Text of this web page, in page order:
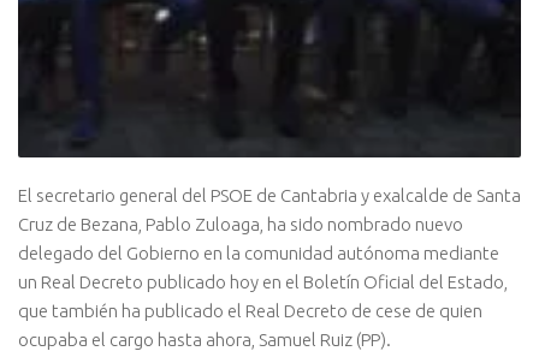
El secretario general del PSOE de Cantabria y exalcalde de Santa
Cruz de Bezana, Pablo Zuloaga, ha sido nombrado nuevo
delegado del Gobierno en la comunidad autónoma mediante
un Real Decreto publicado hoy en el Boletín Oficial del Estado,
que también ha publicado el Real Decreto de cese de quien
ocupaba el cargo hasta ahora, Samuel Ruiz (PP).